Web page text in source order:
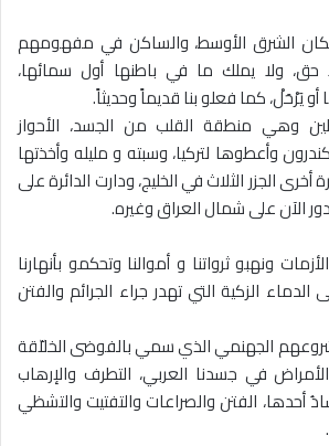
الشرق الأوسط، والساكن في مفهومهم
ولا يملك ما في باطنها أول سمائها،
يَرْحَلْ، كما فعلو بنا قديماً وحديثاً.
وهي منطقة القلب من الجسد، الأحواز
وأعطوها لتركيا، وسبته و مليله وأخذتها
أخرى الجزر الثلاث في الخليج، ودارت الدائرة على
الآن على شمال العراق وغيره.
ونهبو ثرواتنا و أموالنا وتحكمو بأنهارنا
الزكية التي تهدر جراء الجرائم والفتن
الجهنمي الذي سمي بالفوضى الخلاّقة
في جسدنا العربي، التطرف والإرهاب
أحدها، الفتن والصراعات والتفتيت والتشظي